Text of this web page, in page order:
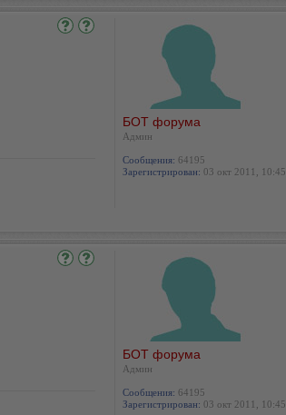
БОТ форума
Админ
Сообщения: 64195
Зарегистрирован: 03 окт 2011, 10:45
БОТ форума
Админ
Сообщения: 64195
Зарегистрирован: 03 окт 2011, 10:45